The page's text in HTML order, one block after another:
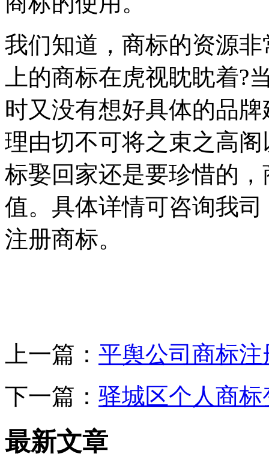
我们知道，商标的资源
上的商标在虎视眈眈着?
时又没有想好具体的品
理由切不可将之束之高
标娶回家还是要珍惜的
值。具体详情可咨询我
注册商标。
上一篇： 平舆公司商标
下一篇： 驿城区个人商
最新文章